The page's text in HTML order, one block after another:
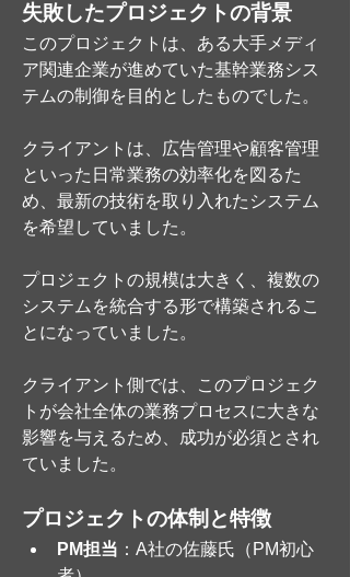
失敗したプロジェクトの背景
このプロジェクトは、ある大手メディ
ア関連企業が進めていた基幹業務シス
テムの制御を目的としたものでした。
クライアントは、広告管理や顧客管理
といった日常業務の効率化を図るた
め、最新の技術を取り入れたシステム
を希望していました。
プロジェクトの規模は大きく、複数の
システムを統合する形で構築されるこ
とになっていました。
クライアント側では、このプロジェク
トが会社全体の業務プロセスに大きな
影響を与えるため、成功が必須とされ
ていました。
プロジェクトの体制と特徴
PM担当 ：A社の佐藤氏（PM初心